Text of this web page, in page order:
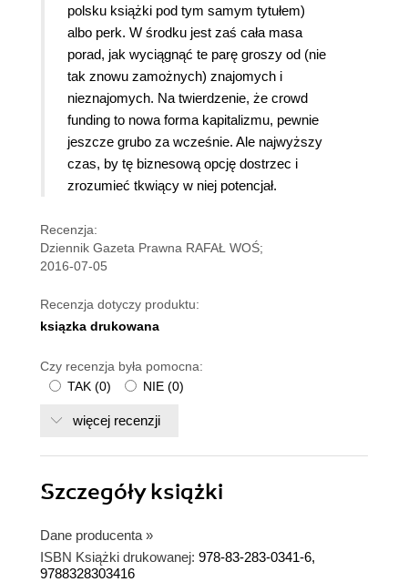
polsku książki pod tym samym tytułem)
albo perk. W środku jest zaś cała masa
porad, jak wyciągnąć te parę groszy od (nie
tak znowu zamożnych) znajomych i
nieznajomych. Na twierdzenie, że crowd
funding to nowa forma kapitalizmu, pewnie
jeszcze grubo za wcześnie. Ale najwyższy
czas, by tę biznesową opcję dostrzec i
zrozumieć tkwiący w niej potencjał.
Recenzja:
Dziennik Gazeta Prawna RAFAŁ WOŚ;
2016-07-05
Recenzja dotyczy produktu:
ksiązka drukowana
Czy recenzja była pomocna:
TAK (0) NIE (0)
więcej recenzji
Szczegółyksiążki
Dane producenta »
ISBN Książki drukowanej: 978-83-283-0341-6,
9788328303416